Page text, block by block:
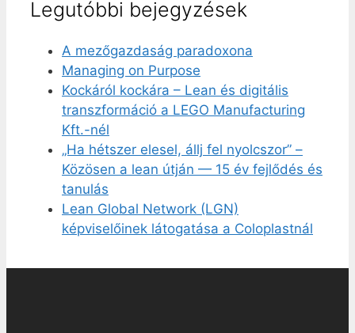
Legutóbbi bejegyzések
A mezőgazdaság paradoxona
Managing on Purpose
Kockáról kockára – Lean és digitális
transzformáció a LEGO Manufacturing
Kft.-nél
„Ha hétszer elesel, állj fel nyolcszor” –
Közösen a lean útján — 15 év fejlődés és
tanulás
Lean Global Network (LGN)
képviselőinek látogatása a Coloplastnál